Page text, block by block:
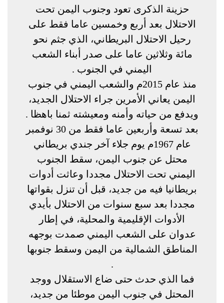
حزينة الذكرى تعود وجنوب اليمن تحت
الاحتلال بعد أربع وخمسين عاما فقط على
رحيل الاحتلال البريطاني، الذي جثم نحو
مائة وثلاثين عاما على صدر أبناء الشعب
اليمني في الجنوب .
منذ عام 2015م والشعب اليمني في جنوب
اليمن يعاني الأمرين جراء الاحتلال الجديد،
ويدفع من حياته وأمنه ومعيشته ثمنا باهظا .
بعد تسعة وأربعين عاما فقط من 30 نوفمبر
عام 1967م يوم جلاء آخر جندي بريطاني
محتل عن جنوب اليمن، سقط الجنوب
اليمني تحت الاحتلال مجددا وعاثت أدوات
بريطانيا فيه من جديد، قبل أن تنزل بقواتها
مجددا بعد سبع سنوات من الاحتلال بأيدي
الأدوات الإقليمية والمحلية، في إطار
عدوان على الشعب اليمني صمدت بوجهه
المناطق الشمالية من اليمن وسقط جنوبها
.
فما الذي حدث حتى ضاع الاستقلال ووجد
المحتل في جنوب اليمن موطئا من جديد،